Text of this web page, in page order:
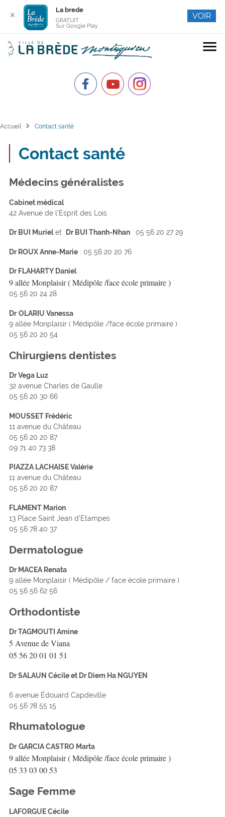
menu
Accueil chevron_right Contact santé
Contact santé
Médecins généralistes
Cabinet médical
42 Avenue de l’Esprit des Lois
Dr BUI Murielet Dr BUI Thanh-Nhan: 05 56 20 27 29
Dr ROUX Anne-Marie: 05 56 20 20 76
Dr FLAHARTY Daniel
9 allée Monplaisir ( Médipôle /face école primaire )
05 56 20 24 28
Dr OLARIU Vanessa
9 allée Monplaisir ( Médipôle /face école primaire )
05 56 20 20 54
Chirurgiens dentistes
Dr Vega Luz
32 avenue Charles de Gaulle
05 56 20 30 66
MOUSSET Frédéric
11 avenue du Château
05 56 20 20 87
09 71 40 73 38
PIAZZA LACHAISE Valérie
11 avenue du Château
05 56 20 20 87
FLAMENT Marion
13 Place Saint Jean d’Etampes
05 56 78 40 37
Dermatologue
Dr MACEA Renata
9 allée Monplaisir ( Médipôle / face école primaire )
05 56 56 62 56
Orthodontiste
Dr TAGMOUTI Amine
5 Avenue de Viana
05 56 20 01 01 51
Dr SALAUN Cécile et Dr Diem Ha NGUYEN
6 avenue Édouard Capdeville
05 56 78 55 15
Rhumatologue
Dr GARCIA CASTRO Marta
9 allée Monplaisir ( Médipôle /face école primaire )
05 33 03 00 53
Sage Femme
LAFORGUE Cécile
✕
La brede
GRATUIT
Sur Google Play
VOIR